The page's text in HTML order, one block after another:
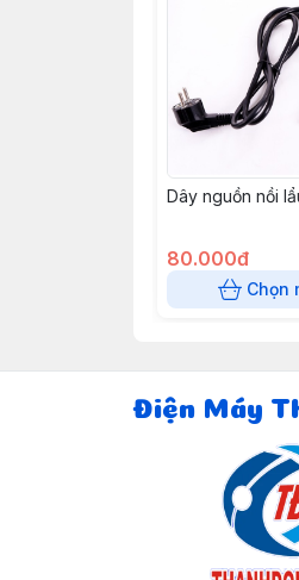
Dây nguồn nồi
80.000đ
Chọn
Điện Máy